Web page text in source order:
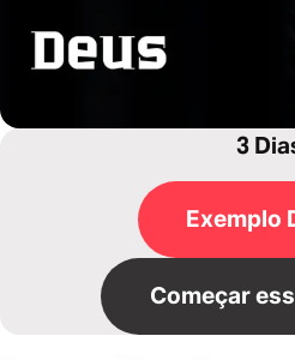
3
Exemplo
Começar